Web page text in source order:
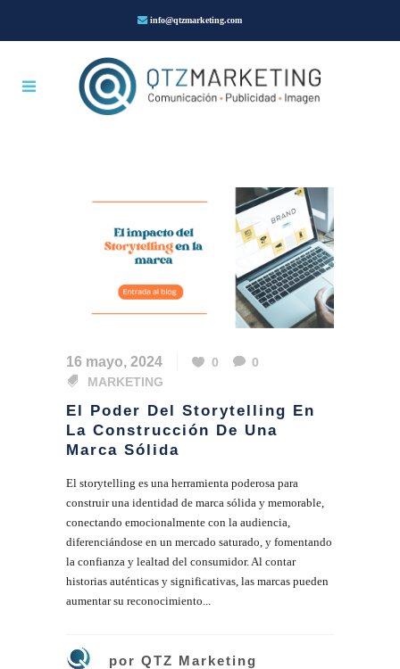
info@qtzmarketing.com
16 mayo, 2024 0
0
MARKETING
El Poder Del Storytelling En
La Construcción De Una
Marca Sólida
El storytelling es una herramienta poderosa para
construir una identidad de marca sólida y memorable,
conectando emocionalmente con la audiencia,
diferenciándose en un mercado saturado, y fomentando
la confianza y lealtad del consumidor. Al contar
historias auténticas y significativas, las marcas pueden
aumentar su reconocimiento...
por QTZ Marketing